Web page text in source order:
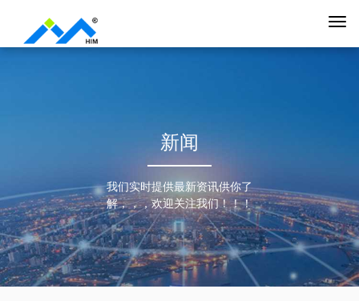
新闻
我们实时提供最新资讯供你了
解，，，欢迎关注我们！！！